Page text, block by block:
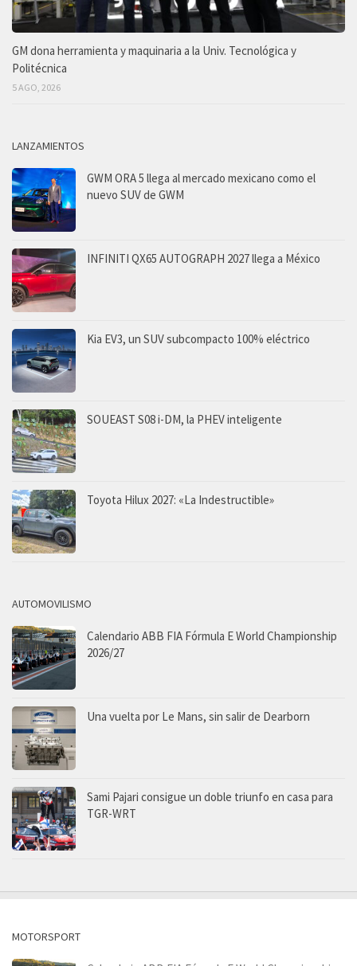
GM dona herramienta y maquinaria a la Univ. Tecnológica y
Politécnica
5 AGO, 2026
LANZAMIENTOS
GWM ORA 5 llega al mercado mexicano como el
nuevo SUV de GWM
INFINITI QX65 AUTOGRAPH 2027 llega a México
Kia EV3, un SUV subcompacto 100% eléctrico
SOUEAST S08 i-DM, la PHEV inteligente
Toyota Hilux 2027: «La Indestructible»
AUTOMOVILISMO
Calendario ABB FIA Fórmula E World Championship
2026/27
Una vuelta por Le Mans, sin salir de Dearborn
Sami Pajari consigue un doble triunfo en casa para
TGR-WRT
MOTORSPORT